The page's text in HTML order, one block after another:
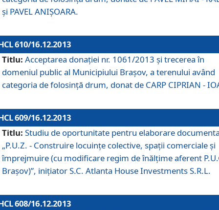
şi PAVEL ANIŞOARA.
610/16.12.2013
Titlu: Acceptarea donaţiei nr. 1061/2013 şi trecerea în
domeniul public al Municipiului Braşov, a terenului având
categoria de folosinţă drum, donat de CARP CIPRIAN -
609/16.12.2013
Titlu: Studiu de oportunitate pentru elaborare
„P.U.Z. - Construire locuinţe colective, spaţii comerciale şi
împrejmuire (cu modificare regim de înălţime aferent
Braşov)”, iniţiator S.C. Atlanta House Investments S.R.L.
608/16.12.2013